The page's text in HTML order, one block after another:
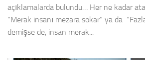
açıklamalarda bulundu… Her ne kadar
“Merak insanı mezara sokar” ya da
demişse de, insan merak...